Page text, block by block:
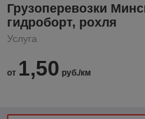
Грузоперевозки
гидроборт, рохля
Услуга
от 1,50 руб./км